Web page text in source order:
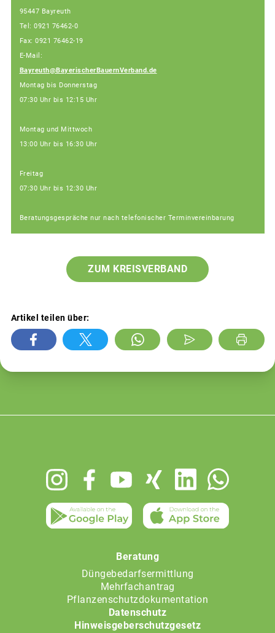
95447 Bayreuth
Tel: 0921 76462-0
Fax: 0921 76462-19
E-Mail:
Bayreuth@BayerischerBauernVerband.de
Montag bis Donnerstag
07:30 Uhr bis 12:15 Uhr
Montag und Mittwoch
13:00 Uhr bis 16:30 Uhr
Freitag
07:30 Uhr bis 12:30 Uhr
Beratungsgespräche nur nach telefonischer Terminvereinbarung
ZUM KREISVERBAND
Artikel teilen über:
Beratung
Düngebedarfsermittlung
Mehrfachantrag
Pflanzenschutzdokumentation
Datenschutz
Hinweisgeberschutzgesetz